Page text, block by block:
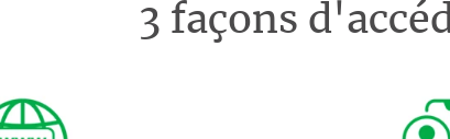
3 façons